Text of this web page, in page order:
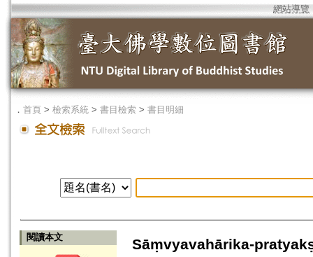
網站導覽
． 首頁 > 檢索系統 > 書目檢索 > 書目明細
閱讀本文 Sāṃvyavahārika-